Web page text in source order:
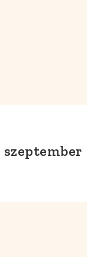
szeptember